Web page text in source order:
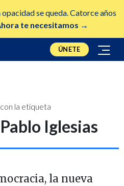
se queda. Catorce años
te necesitamos →
ÚNETE
la etiqueta
Iglesias
la nueva